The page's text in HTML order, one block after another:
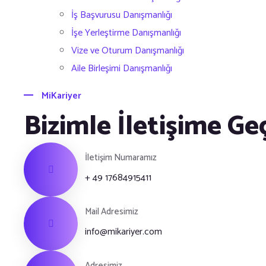
İş Başvurusu Danışmanlığı
İşe Yerleştirme Danışmanlığı
Vize ve Oturum Danışmanlığı
Aile Birleşimi Danışmanlığı
MiKariyer
Bizimle İletişime
İletişim Numaramız
+ 49 17684915411
Mail Adresimiz
info@mikariyer.com